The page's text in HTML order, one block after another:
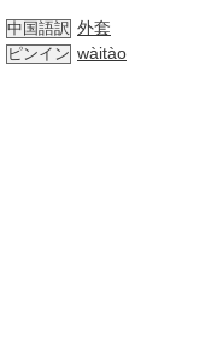
中国語訳 外套
ピンイン wàitào